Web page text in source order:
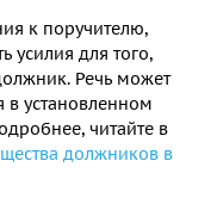
к поручителю,
усилия для того,
Речь может
установленном
читайте в
должников в